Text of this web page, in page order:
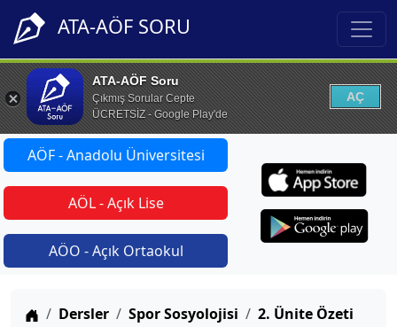
ATA-AÖF SORU
ATA-AÖF Soru
Çıkmış Sorular Cepte
ÜCRETSİZ - Google Play'de
AÇ
AÖF - Anadolu Üniversitesi
AÖL - Açık Lise
AÖO - Açık Ortaokul
Anasayfa
Dersler Spor Sosyolojisi 2. Ünite Özeti